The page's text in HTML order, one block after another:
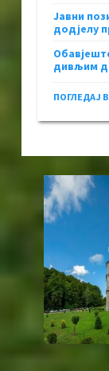
Јавни
додјелу
дивљим
ПОГЛЕДАЈ